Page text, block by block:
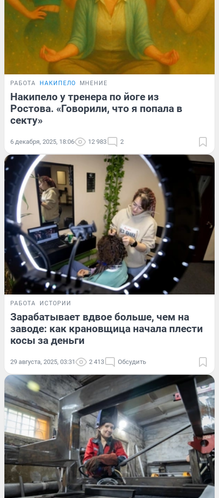
РАБОТА НАКИПЕЛО МНЕНИЕ
Накипело у тренера по йоге из
Ростова. «Говорили, что я попала в
секту»
6 декабря, 2025, 18:06 12 983 2
РАБОТА ИСТОРИИ
Зарабатывает вдвое больше, чем на
заводе: как крановщица начала плести
косы за деньги
29 августа, 2025, 03:31 2 413 Обсудить